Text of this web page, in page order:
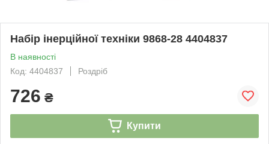
Набір інерційної техніки 9868-28 4404837
В наявності
Код: 4404837
Роздріб
726 ₴
Купити